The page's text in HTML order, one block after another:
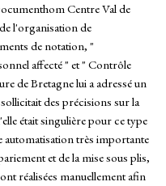
Centre Val de
l'organisation de
de notation, "
affecté " et " Contrôle
de Bretagne lui a adressé un
des précisions sur la
était singulière pour ce type
automatisation très importante
et de la mise sous plis,
réalisées manuellement afin